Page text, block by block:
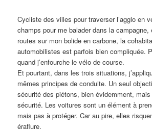
Cycliste des villes pour traverser l’agglo en
champs pour me balader dans la
routes sur mon bolide en carbone, la
automobilistes est parfois bien compliquée.
quand j’enfourche le vélo de course.
Et pourtant, dans les trois situations,
mêmes principes de conduite. Un seul
sécurité des piétons, bien évidemment,
sécurité. Les voitures sont un élément à
mais pas à protéger. Car au pire, elles
éraflure.